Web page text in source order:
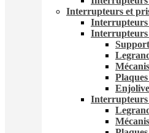
Interrupteurs et
Interrupteurs
Interrupteurs
Interrupteurs